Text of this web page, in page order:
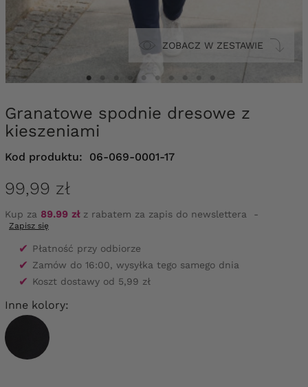
ZOBACZ W ZESTAWIE
Granatowe spodnie dresowe z
kieszeniami
Kod produktu: 06-069-0001-17
99,99 zł
Kup za 89.99 złz rabatem za zapis do newslettera -
Zapisz się
✔ Płatność przy odbiorze
✔ Zamów do 16:00, wysyłka tego samego dnia
✔ Koszt dostawy od 5,99 zł
Inne kolory: